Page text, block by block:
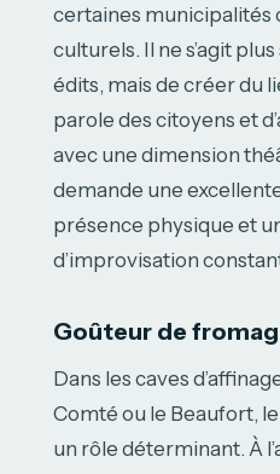
certaines municipalités
culturels. Il ne s’agit
édits, mais de créer du
parole des citoyens et
avec une dimension
demande une
présence physique et
d’improvisation
Goûteur de
Dans les caves
Comté ou le Beaufort,
un rôle déterminant. À